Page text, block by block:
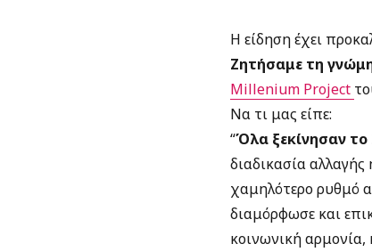
Η είδηση έχει
Ζητήσαμε τη
Millenium Project
Να τι μας είπε:
“Όλα ξεκίνησαν το
διαδικασία
χαμηλότερο ρυθμό
διαμόρφωσε και
κοινωνική αρμονία,